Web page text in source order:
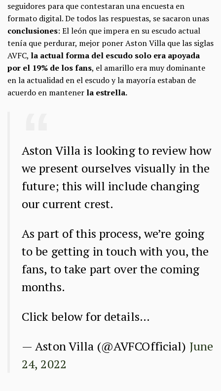
seguidores para que contestaran una encuesta en
formato digital. De todos las respuestas, se sacaron unas
conclusiones: El león que impera en su escudo actual
tenía que perdurar, mejor poner Aston Villa que las siglas
AVFC, la actual forma del escudo solo era apoyada
por el 19% de los fans, el amarillo era muy dominante
en la actualidad en el escudo y la mayoría estaban de
acuerdo en mantener la estrella.
Aston Villa is looking to review how
we present ourselves visually in the
future; this will include changing
our current crest.
As part of this process, we’re going
to be getting in touch with you, the
fans, to take part over the coming
months.
Click below for details…
— Aston Villa (@AVFCOfficial) June
24, 2022